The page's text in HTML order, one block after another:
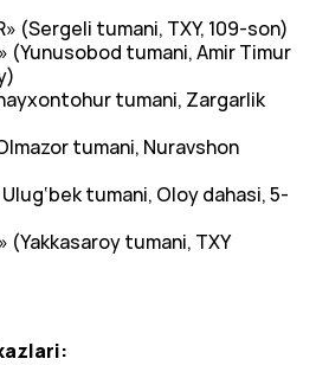
(Sergeli tumani, TXY, 109-son)
(Yunusobod tumani, Amir Timur
tumani, Zargarlik
tumani, Nuravshon
tumani, Oloy dahasi, 5-
(Yakkasaroy tumani, TXY